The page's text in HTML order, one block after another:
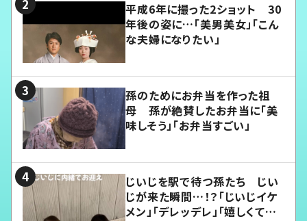
平成6年に撮った2ショット 30
年後の姿に…「美男美女」「こん
な夫婦になりたい」
孫のためにお弁当を作った祖
母 孫が絶賛したお弁当に「美
味しそう」「お弁当すごい」
じいじを駅で待つ孫たち じい
じが来た瞬間…！？「じいじイケ
メン」「デレッデレ」「嬉しくて可